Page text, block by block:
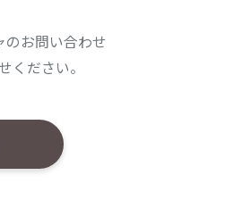
お問い合わせ
ください。